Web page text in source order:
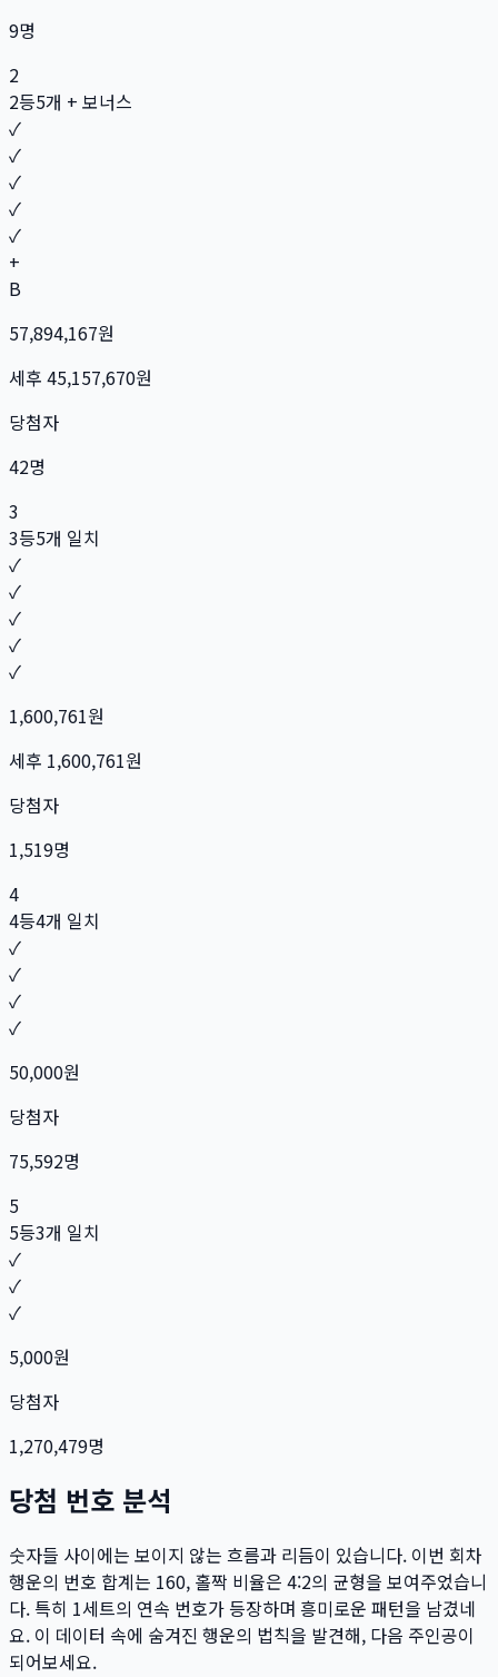
9명
2
2등5개 + 보너스
✓
✓
✓
✓
✓
+
B
57,894,167원
세후 45,157,670원
당첨자
42명
3
3등5개 일치
✓
✓
✓
✓
✓
1,600,761원
세후 1,600,761원
당첨자
1,519명
4
4등4개 일치
✓
✓
✓
✓
50,000원
당첨자
75,592명
5
5등3개 일치
✓
✓
✓
5,000원
당첨자
1,270,479명
당첨 번호 분석
숫자들 사이에는 보이지 않는 흐름과 리듬이 있습니다. 이번 회차
행운의 번호 합계는 160, 홀짝 비율은 4:2의 균형을 보여주었습니
다. 특히 1세트의 연속 번호가 등장하며 흥미로운 패턴을 남겼네
요. 이 데이터 속에 숨겨진 행운의 법칙을 발견해, 다음 주인공이
되어보세요.